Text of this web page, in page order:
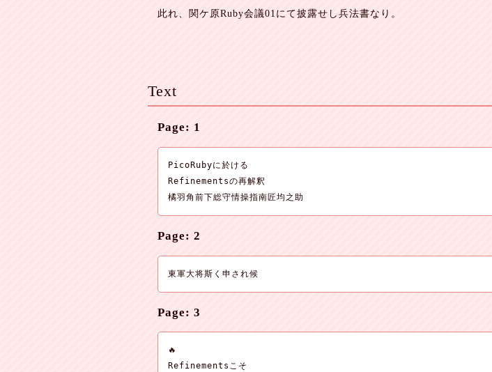
此れ、関ケ原Ruby会議01にて披露せし兵法書なり。
Text
Page: 1
PicoRubyに於ける
Refinementsの再解釈
橘羽角前下総守情操指南匠均之助
Page: 2
東軍大将斯く申され候
Page: 3
🔥
Refinementsこそ